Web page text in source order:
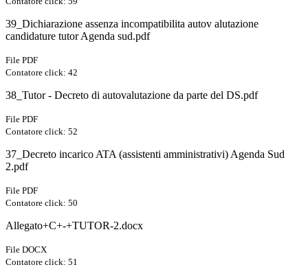
39_Dichiarazione assenza incompatibilita autov alutazione
candidature tutor Agenda sud.pdf
File PDF
Contatore click: 42
38_Tutor - Decreto di autovalutazione da parte del DS.pdf
File PDF
Contatore click: 52
37_Decreto incarico ATA (assistenti amministrativi) Agenda Sud
2.pdf
File PDF
Contatore click: 50
Allegato+C+-+TUTOR-2.docx
File DOCX
Contatore click: 51